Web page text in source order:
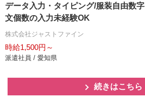
データ入力・タイピング/服装自由数
文個数の入力未経験OK
株式会社ジャストファイン
時給1,500円～
派遣社員 / 愛知県
続きはこちら